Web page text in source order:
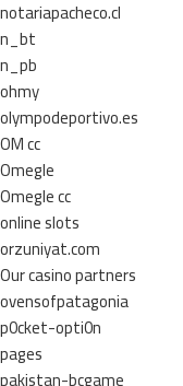
notariapacheco.cl
n_bt
n_pb
ohmy
olympodeportivo.es
OM cc
Omegle
Omegle cc
online slots
orzuniyat.com
Our casino partners
ovensofpatagonia
p0cket-opti0n
pages